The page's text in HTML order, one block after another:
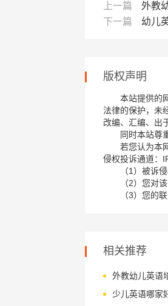
上一篇
外教
下一篇
幼儿
版权声明
本站提供的
法律的保护，未
改编、汇编、出
同时本站尊
若您认为本
侵权投诉通道：
（1）被诉
（2）您对
（3）您的
相关推荐
外教幼儿英语
少儿英语哪家